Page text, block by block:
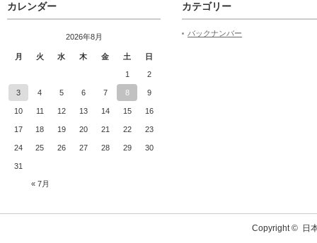
カレンダー
2026年8月
月 火 水 木 金 土 日
« 7月
1 2
3 4 5 6 7 8 9
10 11 12 13 14 15 16
17 18 19 20 21 22 23
24 25 26 27 28 29 30
31
カテゴリー
バックナンバー
Copyright © 日